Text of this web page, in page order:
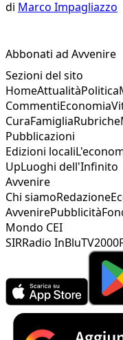
di Marco Impagliazzo
Abbonati ad Avvenire
Sezioni del sito
HomeAttualitàPolitica
CommentiEconomia
CuraFamigliaRubriche
Pubblicazioni
Edizioni locali
UpLuoghi dell'Infinito
Avvenire
Chi siamoRedazione
AvvenirePubblicità
Mondo CEI
SIRRadio InBluTV2000